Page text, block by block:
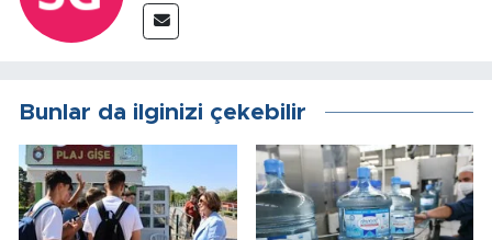
Bunlar da ilginizi çekebilir